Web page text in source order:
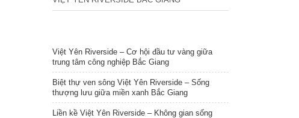
Việt Yên Riverside – Cơ hội đầu tư vàng giữa
trung tâm công nghiệp Bắc Giang
Biệt thự ven sông Việt Yên Riverside – Sống
thượng lưu giữa miền xanh Bắc Giang
Liền kề Việt Yên Riverside – Không gian sống